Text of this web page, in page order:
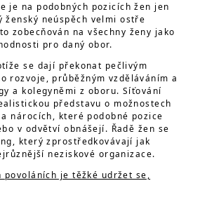
je na podobných pozicích žen jen
ženský neúspěch velmi ostře
zobecňován na všechny ženy jako
pro daný obor.
se dají překonat pečlivým
rozvoje, průběžným vzděláváním a
a kolegyněmi z oboru. Síťování
představu o možnostech
nárocích, které podobné pozice
v odvětví obnášejí. Řadě žen se
který zprostředkovávají jak
neziskové organizace.
povoláních je těžké udržet se,